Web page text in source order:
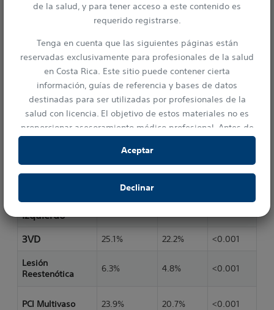
de la salud, y para tener acceso a este contenido es
requerido registrarse.
Tenga en cuenta que las siguientes páginas están
reservadas exclusivamente para profesionales de la salud
en Costa Rica. Este sitio puede contener cierta
información, guías de referencia y bases de datos
destinadas para ser utilizadas por profesionales de la
salud con licencia. El objetivo de estos materiales no es
proporcionar asesoramiento médico profesional. Antes de
información prescriptiva e instrucciones de
Este sitio web está protegido por las leyes sobre derechos
pertinentes. Está estrictamente prohibido hacer copias, ya
sean parciales o totales y por cualquier medio sin contar
Aceptar
Declinar
Stent
SYNERGY
BP
n-DES p
No. de
Pacientes† 4,889 31,403
MI Previo 24.6% 22.1% <0.001
Tronco
Izquierdo
3VD 25.1% 22.2% <0.001
Lesión
Reestenótica
6.3% 4.8% <0.001
PCI Multivaso 23.9% 20.7% <0.001